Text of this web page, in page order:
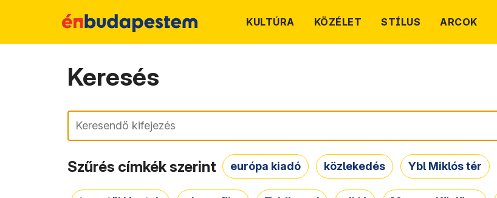
KULTÚRA KÖZÉLET STÍLUS ARCOK
Keresés
Keresés
Szűrés címkék szerint európa kiadó közlekedés Ybl Miklós tér